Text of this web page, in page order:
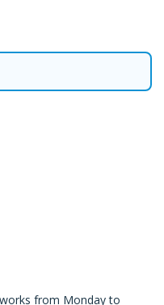
from Monday to